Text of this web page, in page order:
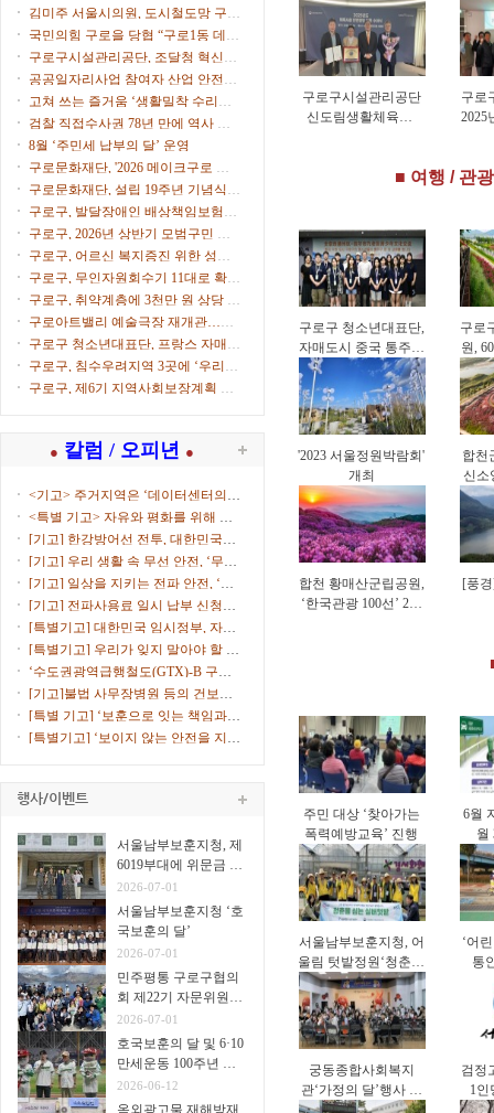
정원’ 식재 행사 개최
김미주 서울시의원, 도시철도망 구축
계획 시민공청회 참석
국민의힘 구로을 당협 “구로1동 데이
터센터 추진 중단을”
구로구시설관리공단, 조달청 혁신제
품 도입으로 공영주차장 화재 대응력
강화
공공일자리사업 참여자 산업 안전·
보건 교육 실시
고쳐 쓰는 즐거움 ‘생활밀착 수리교
육’ 운영
검찰 직접수사권 78년 만에 역사 속
으로
8월 ‘주민세 납부의 달’ 운영
구로문화재단, '2026 메이크구로 아
트마켓' 참가자 모집
구로문화재단, 설립 19주년 기념식
개최
구로구, 발달장애인 배상책임보험으
로 생활 속 사고 보상
구로구, 2026년 상반기 모범구민 표
창 수여
구로구, 어르신 복지증진 위한 성금
500만원 전달
구로구, 무인자원회수기 11대로 확대
운영
구로구, 취약계층에 3천만 원 상당 후
원물품 전달
구로아트밸리 예술극장 재개관…이
탈리아·한국 협연 '별들의 투란도트'
구로구 청소년대표단, 프랑스 자매도
시서 문화교류
구로구, 침수우려지역 3곳에 ‘우리동
네 수방거점’ 운영
구로구, 제6기 지역사회보장계획 수
● 칼럼 / 오피년 ●
<기고> 주거지역은 ‘데이터센터의
부...
<특별 기고> 자유와 평화를 위해 함
께...
[기고] 한강방어선 전투, 대한민국을
지켜낸 ...
[기고] 우리 생활 속 무선 안전, ‘무선
국 허...
[기고] 일상을 지키는 전파 안전, ‘적
합성평...
[기고] 전파사용료 일시 납부 신청하
고 10% ...
[특별기고] 대한민국 임시정부, 자주
독립의 ...
[특별기고] 우리가 잊지 말아야 할 서
해수호...
‘수도권광역급행철도(GTX)-B 구로
노선 환기...
[기고]불법 사무장병원 등의 건보재
정 침해에...
[특별 기고] ‘보훈으로 잇는 책임과
통합의 ...
[특별기고] ‘보이지 않는 안전을 지키
서울남부보훈지청, 제
6019부대에 위문금 전
달
2026-07-01
서울남부보훈지청 ‘호
국보훈의 달’
2026-07-01
민주평통 구로구협의
회 제22기 자문위원
31명
2026-07-01
호국보훈의 달 및 6·10
만세운동 100주년 고
척야구장서 시구·시타
2026-06-12
옥외광고물 재해방재
중장년 일자리 창출
업무협약
빌리
구로구시설관리공단
신도림생활체육관,
구로
2025
■ 여행 / 관
구로구 청소년대표단,
자매도시 중국 통주구
방문…4박 5일 교류
활동
구로
원,
'2023 서울정원박람회'
개최
합천
신소
합천 황매산군립공원,
‘한국관광 100선’ 2회
[풍
주민 대상 ‘찾아가는
폭력예방교육’ 진행
6월
월
서울남부보훈지청, 어
울림 텃밭정원‘청춘을
심는 실버 텃밭’진행
‘어
통
궁동종합사회복지
관‘가정의 달’행사 진
행
검정
1인